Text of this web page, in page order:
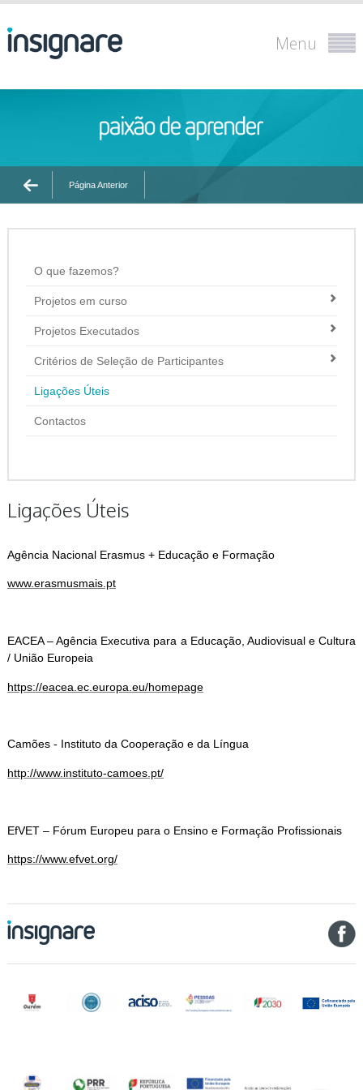
Menu
Página Anterior
O que fazemos?
Projetos em curso
Projetos Executados
Critérios de Seleção de Participantes
Ligações Úteis
Contactos
Ligações Úteis
Agência Nacional Erasmus + Educação e Formação
www.erasmusmais.pt
EACEA – Agência Executiva para a Educação, Audiovisual e Cultura
/ União Europeia
https://eacea.ec.europa.eu/homepage
Camões - Instituto da Cooperação e da Língua
http://www.instituto-camoes.pt/
EfVET – Fórum Europeu para o Ensino e Formação Profissionais
https://www.efvet.org/